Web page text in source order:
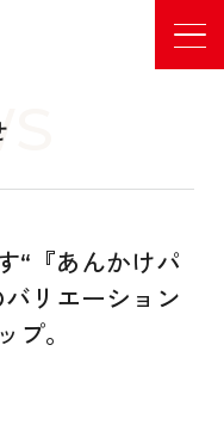
“『あんかけパ
リエーション
プ。